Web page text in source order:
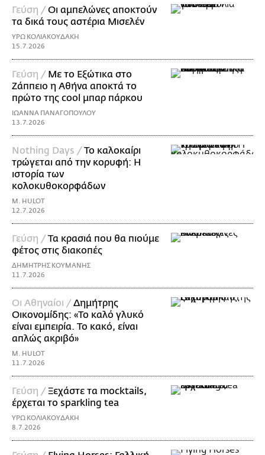
Γεύση /Οι αμπελώνες αποκτούν
τα δικά τους αστέρια Μισελέν
ΥΡΩ ΚΟΛΙΑΚΟΥΔΑΚΗ
15.7.2026
Γεύση / Με το Εξώτικα στο
Ζάππειο η Αθήνα αποκτά το
πρώτο της cool μπαρ πάρκου
ΙΩΑΝΝΑ ΠΑΝΑΓΟΠΟΥΛΟΥ
13.7.2026
Nothing Days /Το καλοκαίρι
τρώγεται από την κορυφή: H
ιστορία των
κολοκυθοκορφάδων
M. HULOT
12.7.2026
Γεύση /Τα κρασιά που θα πιούμε
φέτος στις διακοπές
ΔΗΜΗΤΡΗΣ ΚΟΥΜΑΝΗΣ
11.7.2026
Οι Αθηναίοι /Δημήτρης
Οικονομίδης: «Το καλό γλυκό
είναι εμπειρία. Το κακό, είναι
απλώς ακριβό»
M. HULOT
11.7.2026
Γεύση /Ξεχάστε τα mocktails,
έρχεται το sparkling tea
ΥΡΩ ΚΟΛΙΑΚΟΥΔΑΚΗ
8.7.2026